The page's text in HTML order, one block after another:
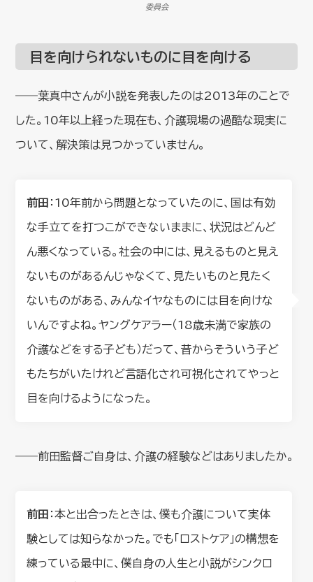
委員会
目を向けられないものに目を向ける
――葉真中さんが小説を発表したのは2013年のことで
した。10年以上経った現在も、介護現場の過酷な現実に
ついて、解決策は見つかっていません。
前田 ：10年前から問題となっていたのに、国は有効
な手立てを打つこができないままに、状況はどんど
ん悪くなっている。社会の中には、見えるものと見え
ないものがあるんじゃなくて、見たいものと見たく
ないものがある、みんなイヤなものには目を向けな
いんですよね。ヤングケアラー（18歳未満で家族の
介護などをする子ども）だって、昔からそういう子ど
もたちがいたけれど言語化され可視化されてやっと
目を向けるようになった。
――前田監督ご自身は、介護の経験などはありましたか。
前田 ：本と出合ったときは、僕も介護について実体
験としては知らなかった。でも「ロストケア」の構想を
練っている最中に、僕自身の人生と小説がシンクロ